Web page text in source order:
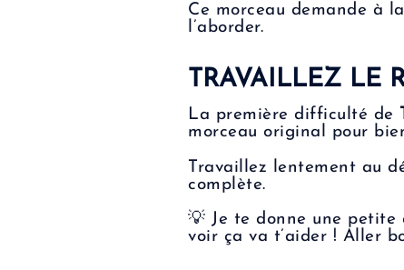
Ce morceau demande à
l’aborder.
TRAVAILLEZ LE
La première difficulté de
morceau original pour
Travaillez lentement au
complète.
💡 Je te donne une petite
voir ça va t’aider ! Aller